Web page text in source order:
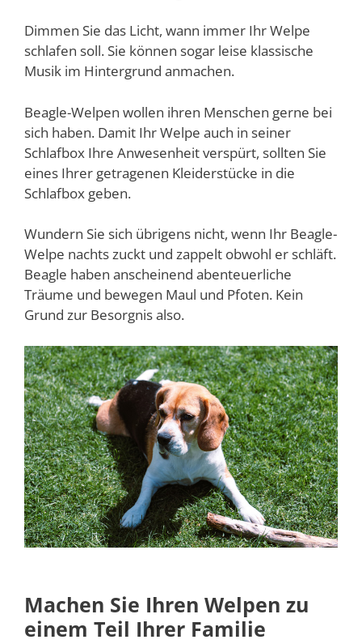
Dimmen Sie das Licht, wann immer Ihr Welpe
schlafen soll. Sie können sogar leise klassische
Musik im Hintergrund anmachen.
Beagle-Welpen wollen ihren Menschen gerne bei
sich haben. Damit Ihr Welpe auch in seiner
Schlafbox Ihre Anwesenheit verspürt, sollten Sie
eines Ihrer getragenen Kleiderstücke in die
Schlafbox geben.
Wundern Sie sich übrigens nicht, wenn Ihr Beagle-
Welpe nachts zuckt und zappelt obwohl er schläft.
Beagle haben anscheinend abenteuerliche
Träume und bewegen Maul und Pfoten. Kein
Grund zur Besorgnis also.
Machen Sie Ihren Welpen zu
einem Teil Ihrer Familie